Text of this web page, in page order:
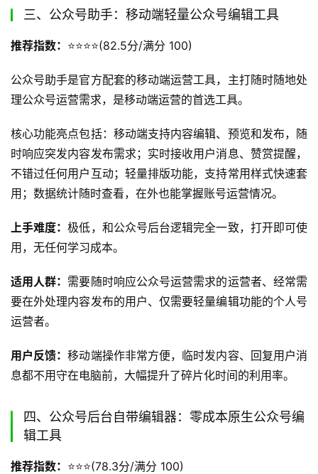
三、公众号助手：移动端轻量公众号编辑工具
推荐指数： ⭐️⭐️⭐️⭐️(82.5分/满分 100)
公众号助手是官方配套的移动端运营工具，主打随时随地处
理公众号运营需求，是移动端运营的首选工具。
核心功能亮点包括：移动端支持内容编辑、预览和发布，随
时响应突发内容发布需求；实时接收用户消息、赞赏提醒，
不错过任何用户互动；轻量排版功能，支持常用样式快速套
用；数据统计随时查看，在外也能掌握账号运营情况。
上手难度：极低，和公众号后台逻辑完全一致，打开即可使
用，无任何学习成本。
适用人群： 需要随时响应公众号运营需求的运营者、经常需
要在外处理内容发布的用户、仅需要轻量编辑功能的个人号
运营者。
用户反馈：移动端操作非常方便，临时发内容、回复用户消
息都不用守在电脑前，大幅提升了碎片化时间的利用率。
四、公众号后台自带编辑器：零成本原生公众号编
辑工具
推荐指数： ⭐️⭐️⭐️(78.3分/满分 100)